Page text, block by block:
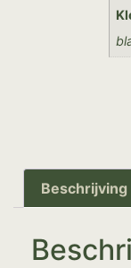
Beschrijving